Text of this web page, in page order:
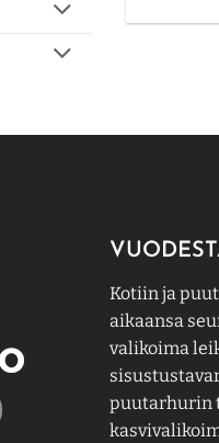
Kotiin ja
aikaansa
valikoima
puutarhurin